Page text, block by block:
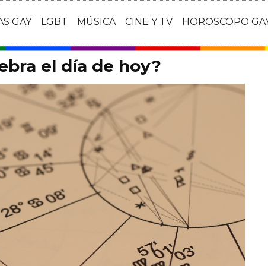
GAY LGBT MÚSICA CINE Y TV HOROSCOPO
el día de hoy?